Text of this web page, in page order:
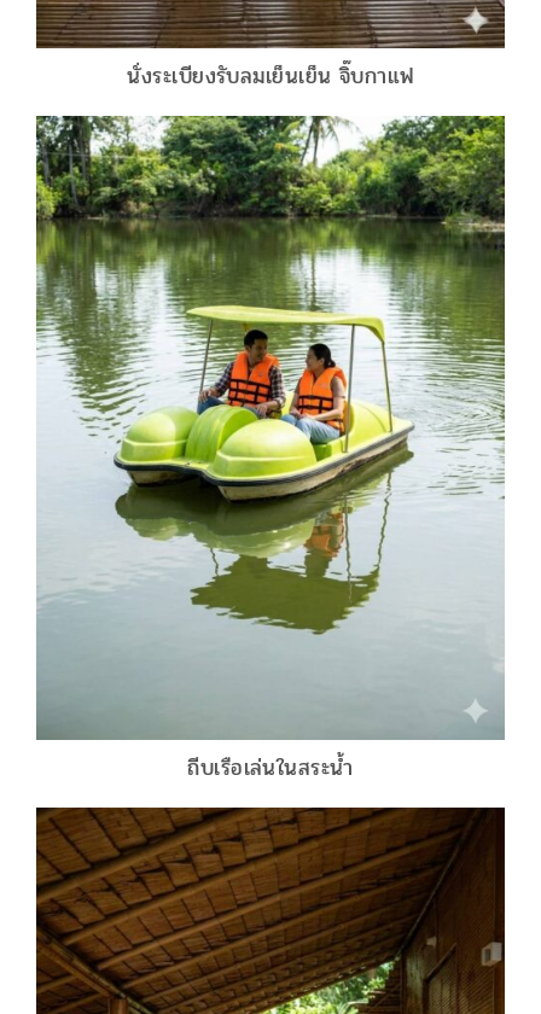
นั่งระเบียงรับลมเย็นเย็น จิ๊บกาแฟ
ถีบเรือเล่นในสระน้ำ